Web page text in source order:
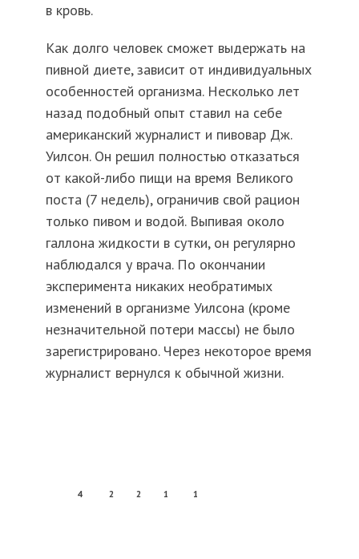
в кровь.
Как долго человек сможет выдержать на
пивной диете, зависит от индивидуальных
особенностей организма. Несколько лет
назад подобный опыт ставил на себе
американский журналист и пивовар Дж.
Уилсон. Он решил полностью отказаться
от какой-либо пищи на время Великого
поста (7 недель), ограничив свой рацион
только пивом и водой. Выпивая около
галлона жидкости в сутки, он регулярно
наблюдался у врача. По окончании
эксперимента никаких необратимых
изменений в организме Уилсона (кроме
незначительной потери массы) не было
зарегистрировано. Через некоторое время
журналист вернулся к обычной жизни.
4 2 2 1 1